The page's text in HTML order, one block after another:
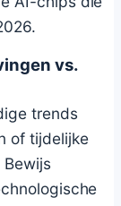
vs.
trends
of tijdelijke